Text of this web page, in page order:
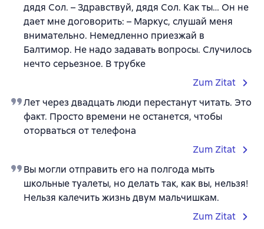
дядя Сол. – Здравствуй, дядя Сол. Как ты… Он не
дает мне договорить: – Маркус, слушай меня
внимательно. Немедленно приезжай в
Балтимор. Не надо задавать вопросы. Случилось
нечто серьезное. В трубке
Zum Zitat
Лет через двадцать люди перестанут читать. Это
факт. Просто времени не останется, чтобы
оторваться от телефона
Zum Zitat
Вы могли отправить его на полгода мыть
школьные туалеты, но делать так, как вы, нельзя!
Нельзя калечить жизнь двум мальчишкам.
Zum Zitat